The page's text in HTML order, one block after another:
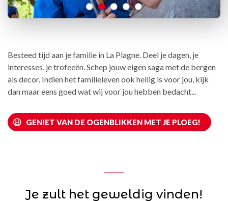
Besteed tijd aan je familie in La Plagne. Deel je dagen, je
interesses, je trofeeën. Schep jouw eigen saga met de bergen
als decor. Indien het familieleven ook heilig is voor jou, kijk
dan maar eens goed wat wij voor jou hebben bedacht...
GENIET VAN DE OGENBLIKKEN MET JE PLOEG!
Je zult het geweldig vinden!